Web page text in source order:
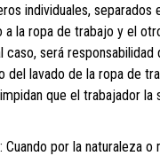
individuales, separados
a la ropa de trabajo y el
caso, será
del lavado de la ropa de
que el trabajador la
por la naturaleza o